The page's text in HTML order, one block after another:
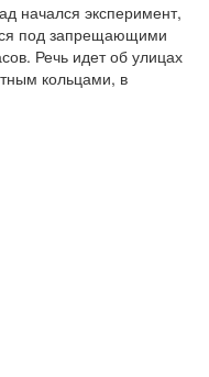
начался эксперимент,
под запрещающими
Речь идет об улицах
кольцами, в